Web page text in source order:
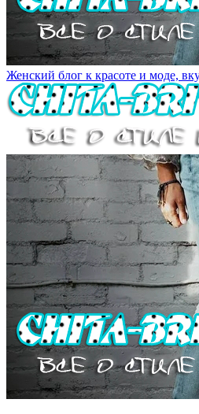
Женский блог к красоте и моде,